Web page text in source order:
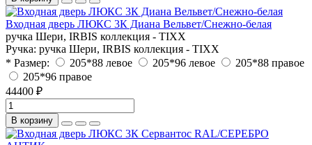
Входная дверь ЛЮКС 3К Диана Вельвет/Снежно-белая
ручка Шери, IRBIS коллекция - TIXX
Ручка: ручка Шери, IRBIS коллекция - TIXX
* Размер:
205*88 левое 205*96 левое
205*88 правое
205*96 правое
44400 ₽
В корзину